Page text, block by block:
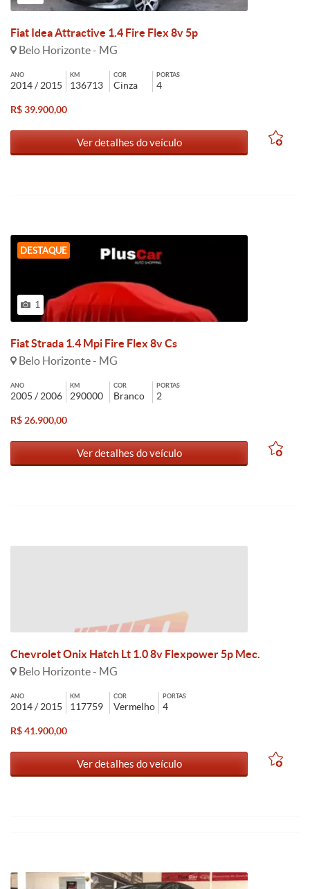
Fiat Idea Attractive 1.4 Fire Flex 8v 5p
Belo Horizonte - MG
ANO
2014 / 2015
KM
136713
COR
Cinza
PORTAS
4
R$ 39.900,00
Ver detalhes do veículo
DESTAQUE
1
Fiat Strada 1.4 Mpi Fire Flex 8v Cs
Belo Horizonte - MG
ANO
2005 / 2006
KM
290000
COR
Branco
PORTAS
2
R$ 26.900,00
Ver detalhes do veículo
Chevrolet Onix Hatch Lt 1.0 8v Flexpower 5p Mec.
Belo Horizonte - MG
ANO
2014 / 2015
KM
117759
COR
Vermelho
PORTAS
4
R$ 41.900,00
Ver detalhes do veículo